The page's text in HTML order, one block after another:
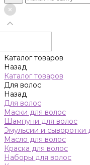
Каталог товаров
Назад
Каталог товаров
Для волос
Назад
Для волос
Маски для волос
Шампуни для волос
Эмульсии и сыворотки
Масло для волос
Краска для волос
Наборы для волос